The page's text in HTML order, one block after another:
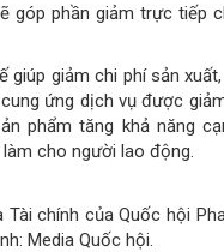
góp phần giảm trực tiếp
giúp giảm chi phí sản
ứng dịch vụ được
phẩm tăng khả năng
cho người lao động.